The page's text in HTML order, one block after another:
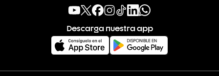
Descarga nuestra app